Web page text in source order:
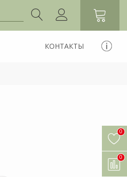
КОНТАКТЫ
0
0